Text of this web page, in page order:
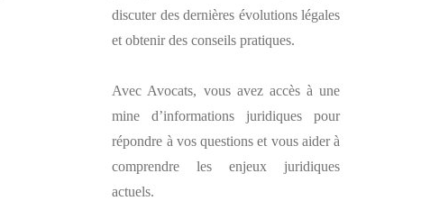
discuter des dernières évolutions légales
et obtenir des conseils pratiques.
Avec Avocats, vous avez accès à une
mine d’informations juridiques pour
répondre à vos questions et vous aider à
comprendre les enjeux juridiques
actuels.